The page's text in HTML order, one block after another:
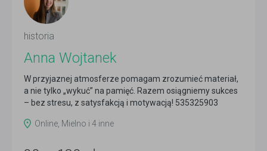
historia
Anna Wojtanek
W przyjaznej atmosferze pomagam zrozumieć materiał,
a nie tylko „wykuć” na pamięć. Razem osiągniemy sukces
– bez stresu, z satysfakcją i motywacją! 535325903
Online, Mielno i 4 inne